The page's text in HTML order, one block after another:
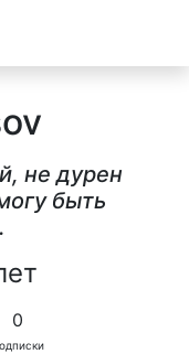
не дурен
быть
0